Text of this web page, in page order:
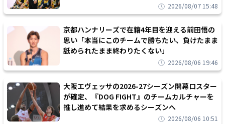
2026/08/07 15:48
京都ハンナリーズで在籍4年目を迎える前田悟の
思い「本当にこのチームで勝ちたい、負けたまま
舐められたまま終わりたくない」
2026/08/06 19:46
大阪エヴェッサの2026-27シーズン開幕ロスター
が確定、『DOG FIGHT』のチームカルチャーを
推し進めて結果を求めるシーズンへ
2026/08/06 10:51